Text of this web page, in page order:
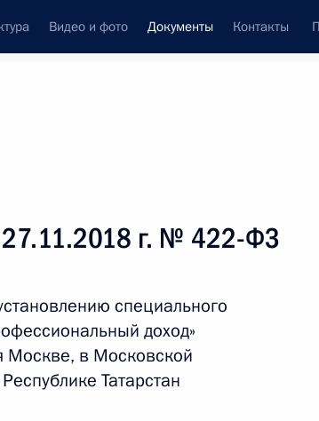
Видео и фото Документы Контакты
принятия
27.11.2018 г. № 422-ФЗ
специального
доход»
Москве, в Московской
Татарстан